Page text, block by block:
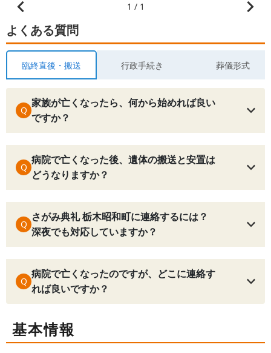
1 / 1
よくある質問
臨終直後・搬送 行政手続き 葬儀形式
Q
家族が亡くなったら、何から始めれば良い
ですか？
Q
病院で亡くなった後、遺体の搬送と安置は
どうなりますか？
Q
さがみ典礼 栃木昭和町に連絡するには？
深夜でも対応していますか？
Q
病院で亡くなったのですが、どこに連絡す
れば良いですか？
基本情報